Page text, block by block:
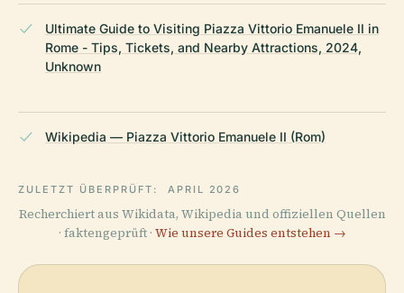
Ultimate Guide to Visiting Piazza Vittorio Emanuele II in
Rome - Tips, Tickets, and Nearby Attractions, 2024,
Unknown
Wikipedia — Piazza Vittorio Emanuele II (Rom)
ZULETZT ÜBERPRÜFT: APRIL 2026
Recherchiert aus Wikidata, Wikipedia und offiziellen Quellen
· faktengeprüft · Wie unsere Guides entstehen →